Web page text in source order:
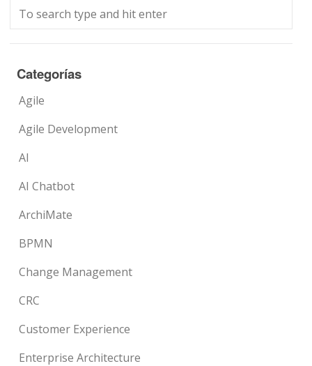
Categorías
Agile
Agile Development
AI
AI Chatbot
ArchiMate
BPMN
Change Management
CRC
Customer Experience
Enterprise Architecture